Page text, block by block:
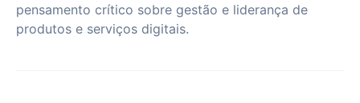
pensamento crítico sobre gestão e liderança de
produtos e serviços digitais.